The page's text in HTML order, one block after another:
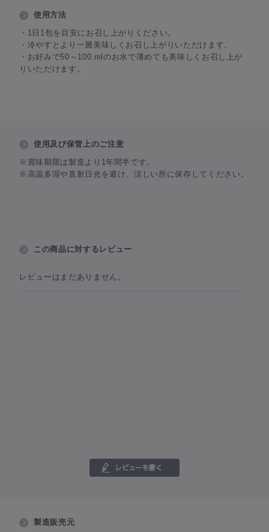
使用方法
・1日1包を目安にお召し上がりください。
・冷やすとより一層美味しくお召し上がりいただけます。
・お好みで50～100 mlのお水で薄めても美味しくお召し上が
りいただけます。
使用及び保管上のご注意
※賞味期限は製造より1年間半です。
※高温多湿や直射日光を避け、涼しい所に保存してください。
この商品に対するレビュー
レビューはまだありません。
製造販売元